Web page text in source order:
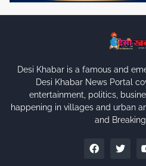
Desi Khabar is a famous and
Desi Khabar News Portal
entertainment, politics,
happening in villages and urban
and